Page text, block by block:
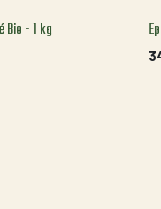
Bio - 1 kg